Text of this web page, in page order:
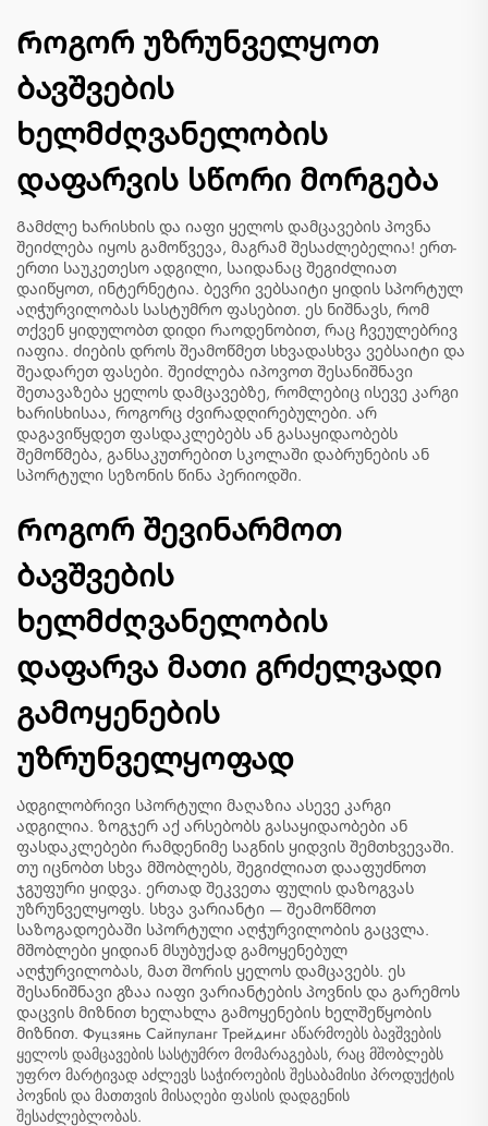
Როგორ უზრუნველყოთ
ბავშვების
ხელმძღვანელობის
დაფარვის სწორი მორგება
Გამძლე ხარისხის და იაფი ყელოს დამცავების პოვნა
შეიძლება იყოს გამოწვევა, მაგრამ შესაძლებელია! ერთ-
ერთი საუკეთესო ადგილი, საიდანაც შეგიძლიათ
დაიწყოთ, ინტერნეტია. ბევრი ვებსაიტი ყიდის სპორტულ
აღჭურვილობას სასტუმრო ფასებით. ეს ნიშნავს, რომ
თქვენ ყიდულობთ დიდი რაოდენობით, რაც ჩვეულებრივ
იაფია. ძიების დროს შეამოწმეთ სხვადასხვა ვებსაიტი და
შეადარეთ ფასები. შეიძლება იპოვოთ შესანიშნავი
შეთავაზება ყელოს დამცავებზე, რომლებიც ისევე კარგი
ხარისხისაა, როგორც ძვირადღირებულები. არ
დაგავიწყდეთ ფასდაკლებებს ან გასაყიდაობებს
შემოწმება, განსაკუთრებით სკოლაში დაბრუნების ან
სპორტული სეზონის წინა პერიოდში.
Როგორ შევინარმოთ
ბავშვების
ხელმძღვანელობის
დაფარვა მათი გრძელვადი
გამოყენების
უზრუნველყოფად
Ადგილობრივი სპორტული მაღაზია ასევე კარგი
ადგილია. ზოგჯერ აქ არსებობს გასაყიდაობები ან
ფასდაკლებები რამდენიმე საგნის ყიდვის შემთხვევაში.
თუ იცნობთ სხვა მშობლებს, შეგიძლიათ დააფუძნოთ
ჯგუფური ყიდვა. ერთად შეკვეთა ფულის დაზოგვას
უზრუნველყოფს. სხვა ვარიანტი — შეამოწმოთ
საზოგადოებაში სპორტული აღჭურვილობის გაცვლა.
მშობლები ყიდიან მსუბუქად გამოყენებულ
აღჭურვილობას, მათ შორის ყელოს დამცავებს. ეს
შესანიშნავი გზაა იაფი ვარიანტების პოვნის და გარემოს
დაცვის მიზნით ხელახლა გამოყენების ხელშეწყობის
მიზნით. Фуцзянь Сайпуланг Трейдинг აწარმოებს ბავშვების
ყელოს დამცავების სასტუმრო მომარაგებას, რაც მშობლებს
უფრო მარტივად აძლევს საჭიროების შესაბამისი პროდუქტის
პოვნის და მათთვის მისაღები ფასის დადგენის
შესაძლებლობას.